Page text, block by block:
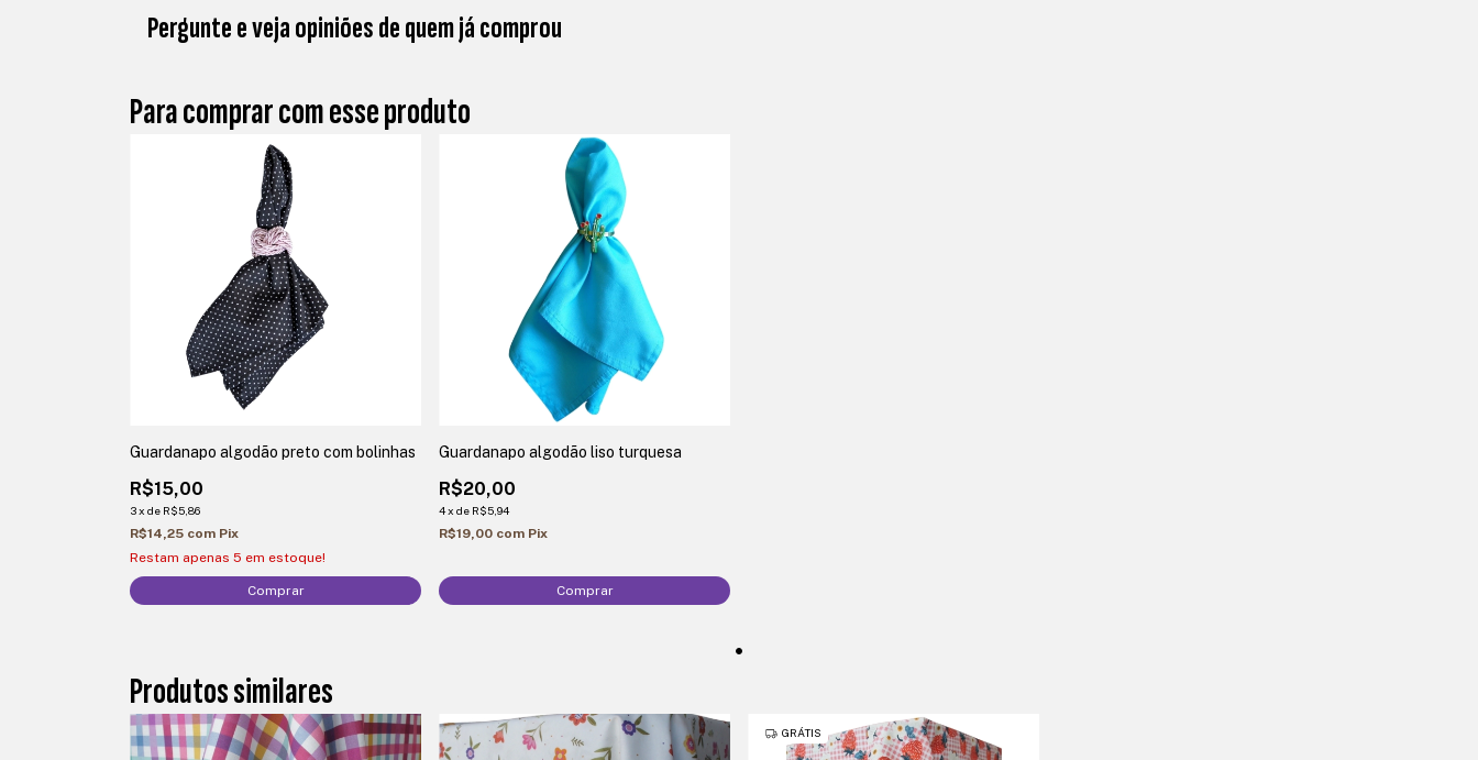
Pergunte e veja opiniões de quem já comprou
Para comprar com esse produto
Guardanapo algodão preto com bolinhas
R$15,00
3x de R$5,86
R$14,25 com Pix
Restam apenas 5 em estoque!
Guardanapo algodão liso turquesa
R$20,00
4x de R$5,94
R$19,00 com Pix
Produtos similares
GRÁTIS